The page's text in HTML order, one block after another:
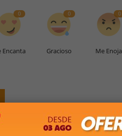
0
Encanta
0
Gracioso
0
Me Enoja